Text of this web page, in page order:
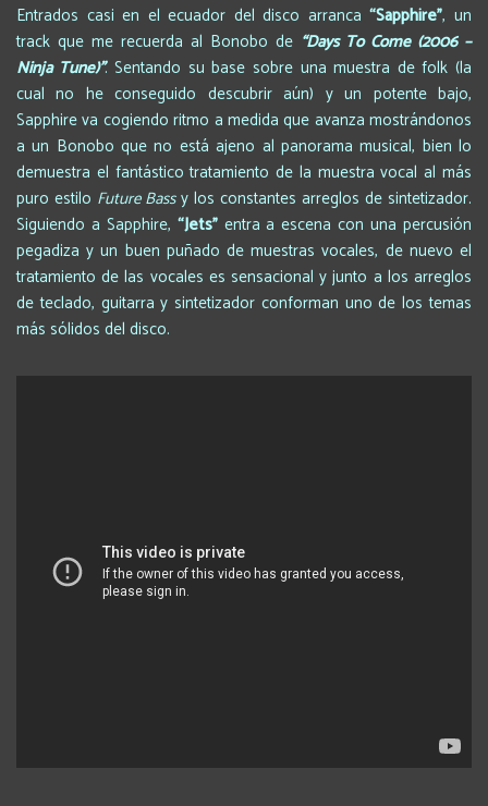
Entrados casi en el ecuador del disco arranca“Sapphire”, un
track que me recuerda al Bonobo de “Days To Come (2006 –
Ninja Tune)”. Sentando su base sobre una muestra de folk (la
cual no he conseguido descubrir aún) y un potente bajo,
Sapphire va cogiendo ritmo a medida que avanza mostrándonos
a un Bonobo que no está ajeno al panorama musical, bien lo
demuestra el fantástico tratamiento de la muestra vocal al más
puro estilo Future Bassy los constantes arreglos de sintetizador.
Siguiendo a Sapphire, “Jets”entra a escena con una percusión
pegadiza y un buen puñado de muestras vocales, de nuevo el
tratamiento de las vocales es sensacional y junto a los arreglos
de teclado, guitarra y sintetizador conforman uno de los temas
más sólidos del disco.